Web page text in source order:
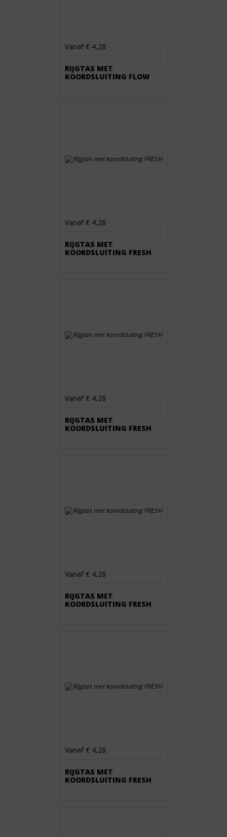
Vanaf € 4,28
RIJGTAS MET
KOORDSLUITING FLOW
Vanaf € 4,28
RIJGTAS MET
KOORDSLUITING FRESH
Vanaf € 4,28
RIJGTAS MET
KOORDSLUITING FRESH
Vanaf € 4,28
RIJGTAS MET
KOORDSLUITING FRESH
Vanaf € 4,28
RIJGTAS MET
KOORDSLUITING FRESH